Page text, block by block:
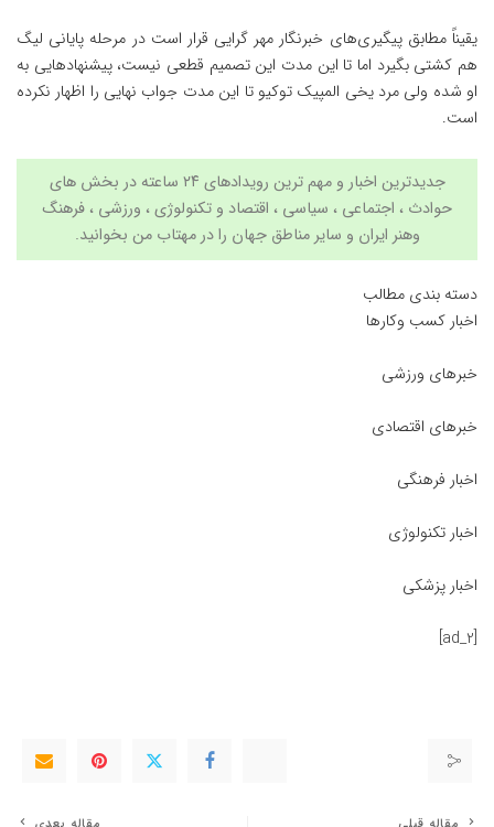
یقیناً مطابق پیگیری‌های خبرنگار مهر گرایی قرار است در مرحله پایانی لیگ
هم کشتی بگیرد اما تا این مدت این تصمیم قطعی نیست، پیشنهادهایی به
او شده ولی مرد یخی المپیک توکیو تا این مدت جواب نهایی را اظهار نکرده
است.
جدیدترین اخبار و مهم ترین رویدادهای ۲۴ ساعته در بخش های
حوادث ، اجتماعی ، سیاسی ، اقتصاد و تکنولوژی، ورزشی ، فرهنگ
وهنر ایران و سایر مناطق جهان را درمهتاب من بخوانید.
دسته بندی مطالب
اخبار کسب وکارها
خبرهای ورزشی
خبرهای اقتصادی
اخبار فرهنگی
اخبار تکنولوژی
اخبار پزشکی
[ad_2]